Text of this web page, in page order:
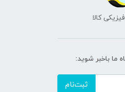
کالا
ما باخبر شوید:
ثبت‌نام